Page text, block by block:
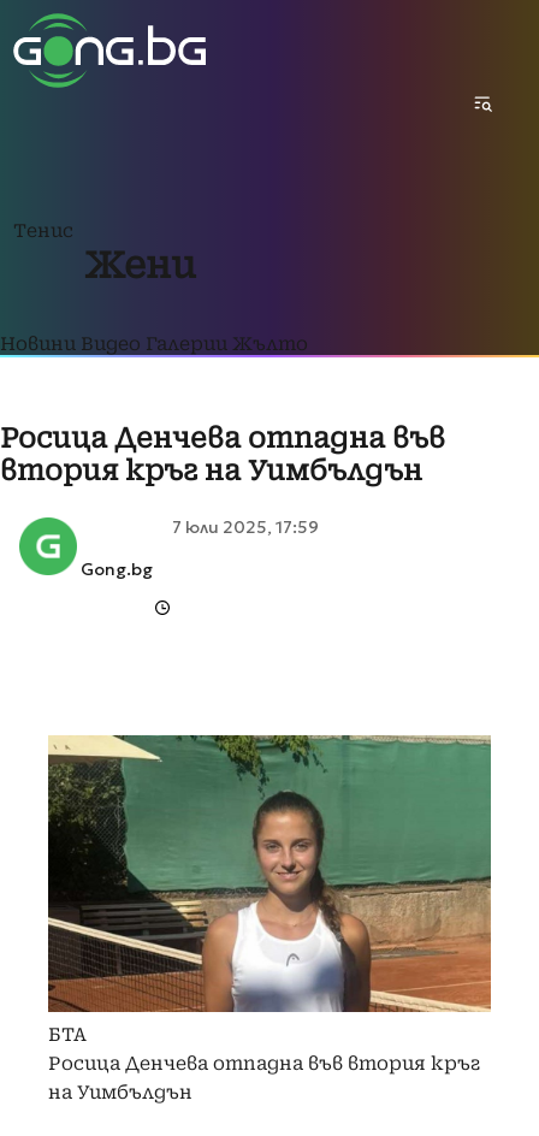
Тенис
Жени
Новини Видео Галерии Жълто
Росица Денчева отпадна във
втория кръг на Уимбълдън
Gong.bg
7 юли 2025, 17:59
БТА
Росица Денчева отпадна във втория кръг
на Уимбълдън